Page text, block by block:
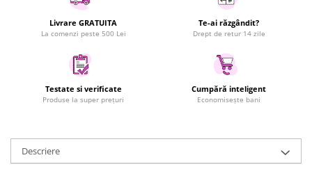
Uscatoare rufe
Utilaje si materiale de constructii
Accesorii tablete
Laptopuri si Accesorii
Telefoane Mobile & accesorii
Electrocasnice & Climatizare
Accesorii si piese masini spalat
Livrare GRATUITA
La comenzi peste 500 Lei
Te-ai răzgândit?
Drept de retur 14 zile
Testate si verificate
Produse la super prețuri
Cumpără inteligent
Economisește bani
Descriere